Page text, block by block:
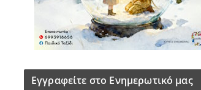
Εγγραφείτε στο Ενημερωτικό μας